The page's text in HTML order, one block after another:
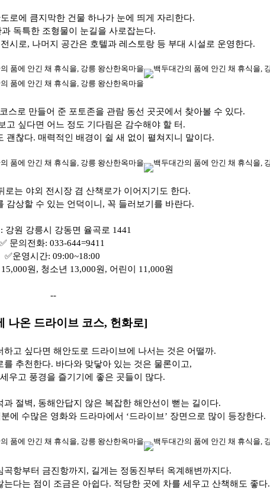
로에 큼지막한 건물 하나가 눈에 띄게 자리한다.
독특한 조형물이 눈길을 사로잡는다.
시로, 나머지 공간은 호텔과 레스토랑 등 부대 시설로 운영한다.
스로 만들어 준 포토존을 관람 동선 곳곳에서 찾아볼 수 있다.
고 싶다면 어느 정도 기다림은 감수해야 할 터.
괜찮다. 매력적인 배경이 쉴 새 없이 펼쳐지니 말이다.
로는 야외 전시장 겸 산책로가 이어지기도 한다.
감상할 수 있는 언덕이니, 꼭 들러보기를 바란다.
강원 강릉시 강동면 율곡로 1441
✅ 문의전화: 033-644=9411
✅운영시간: 09:00~18:00
원, 청소년 13,000원, 어린이 11,000원
--
나온 드라이브 코스, 헌화로]
하고 싶다면 해안도로 드라이브에 나서는 것은 어떨까.
를 추천한다. 바다와 맞닿아 있는 것은 물론이고,
우고 풍경을 즐기기에 좋은 곳들이 많다.
절벽, 동해안답지 않은 복잡한 해안선이 뻗는 길이다.
에 수많은 영화와 드라마에서 ‘드라이브’ 장면으로 많이 등장한다.
항부터 금진항까지, 길게는 정동진부터 옥계해변까지다.
다는 점이 조금은 아쉽다. 적당한 곳에 차를 세우고 산책해도 좋다.